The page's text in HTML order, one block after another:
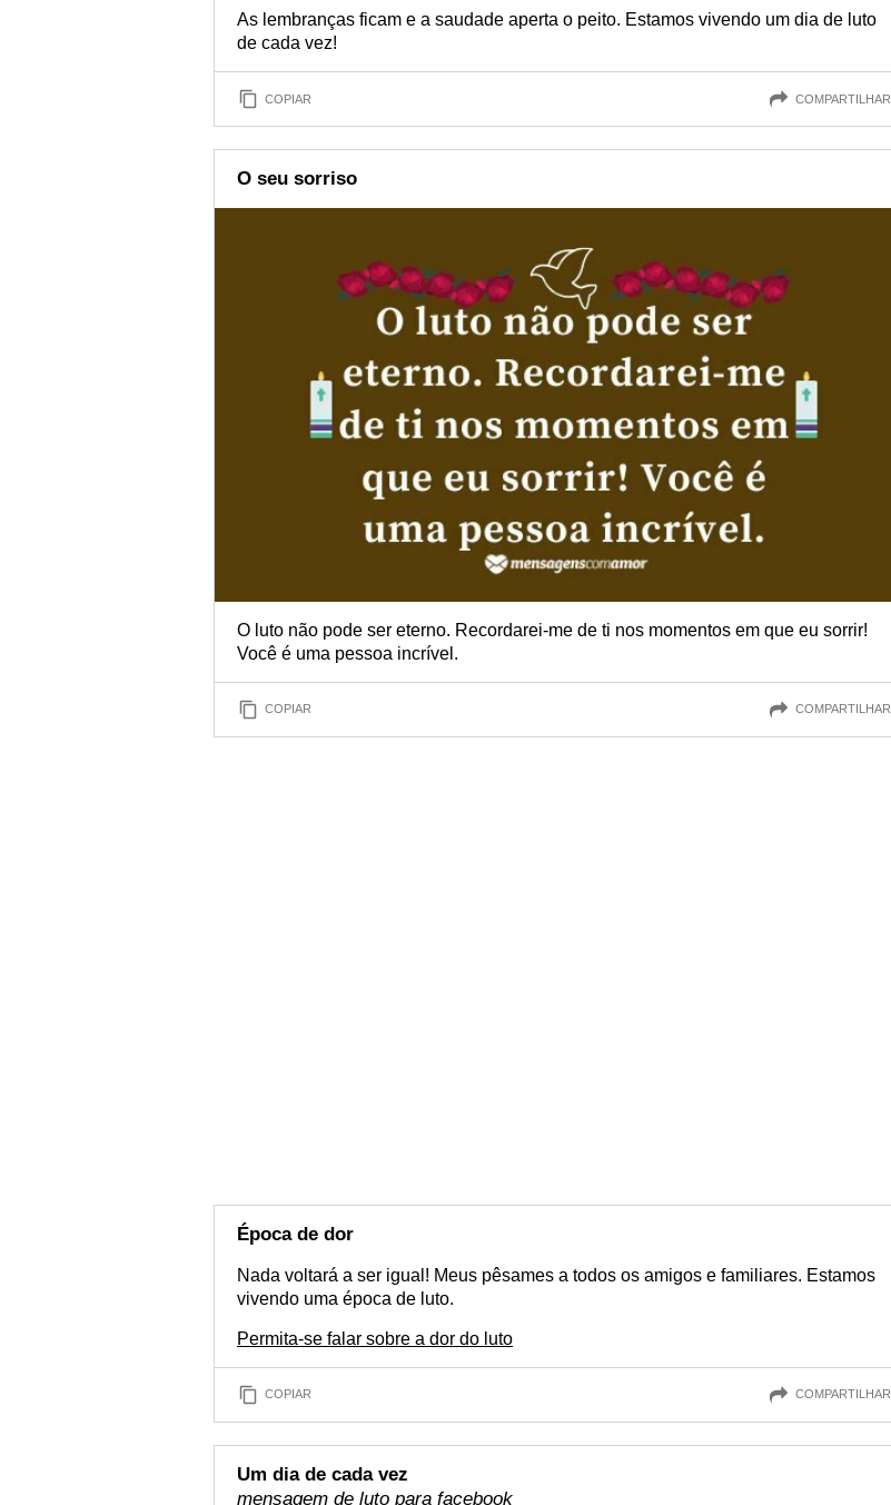
As lembranças ficam e a saudade aperta o peito. Estamos vivendo um dia de luto
de cada vez!
COPIAR COMPARTILHAR
O seu sorriso
O luto não pode ser eterno. Recordarei-me de ti nos momentos em que eu sorrir!
Você é uma pessoa incrível.
COPIAR COMPARTILHAR
Época de dor
Nada voltará a ser igual! Meus pêsames a todos os amigos e familiares. Estamos
vivendo uma época de luto.
Permita-se falar sobre a dor do luto
COPIAR COMPARTILHAR
Um dia de cada vez
mensagem de luto para facebook